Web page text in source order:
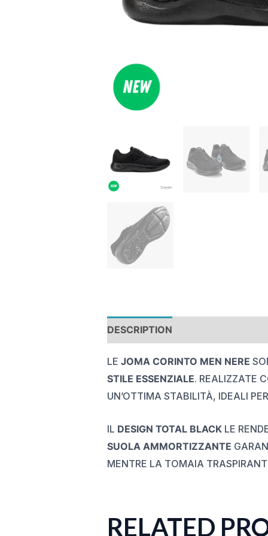
DESCRIPTION
LE JOMA CORINTO MEN NERE
STILE ESSENZIALE. REALIZZATE
UN’OTTIMA STABILITÀ, IDEALI
IL DESIGN TOTAL BLACKLE
SUOLA AMMORTIZZANTE
MENTRE LA TOMAIA
RELATED